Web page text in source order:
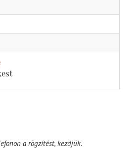
a rögzítést, kezdjük.